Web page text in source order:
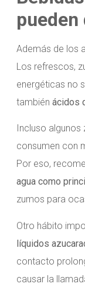
Además de los
Los refrescos,
energéticas no
también ácidos
Incluso
consumen con
Por eso,
agua como
zumos para
Otro hábito
líquidos
contacto
causar la